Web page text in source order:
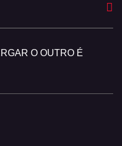
O OUTRO É